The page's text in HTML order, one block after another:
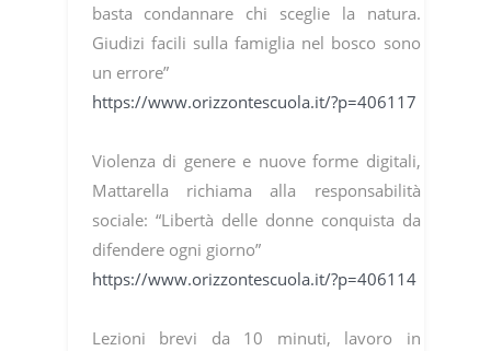
basta condannare chi sceglie la natura.
Giudizi facili sulla famiglia nel bosco sono
un errore”
https://www.orizzontescuola.it/?p=406117
Violenza di genere e nuove forme digitali,
Mattarella richiama alla responsabilità
sociale: “Libertà delle donne conquista da
difendere ogni giorno”
https://www.orizzontescuola.it/?p=406114
Lezioni brevi da 10 minuti, lavoro in